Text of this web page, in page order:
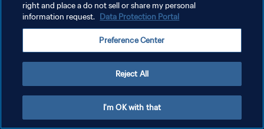
CONDITIONS D'UTILISATION
GÉRER VOS PRÉFÉRENCES SUR LES COOKIES
right and place a do not sell or share my personal
information request. Data Protection Portal
Preference Center
Reject All
I'm OK with that